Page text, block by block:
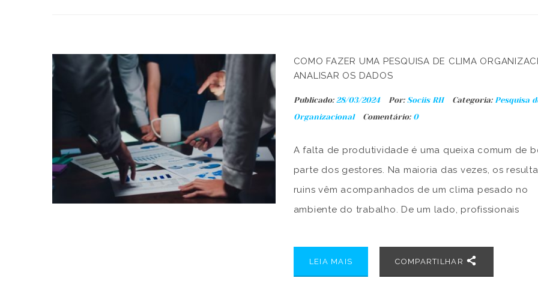
COMO FAZER UMA PESQUISA DE CLIMA
ANALISAR OS DADOS
Publicado: 28/03/2024 Por: Sociis RH Categoria: Pesquisa
Organizacional
Comentário:0
A falta de produtividade é uma queixa comum de
parte dos gestores. Na maioria das vezes, os
ruins vêm acompanhados de um clima pesado no
ambiente do trabalho. De um lado, profissionais
reconhecimento. Do outro, chefes frustrados com
performance abaixo das expectativas. No dia a […]
LEIA MAIS COMPARTILHAR